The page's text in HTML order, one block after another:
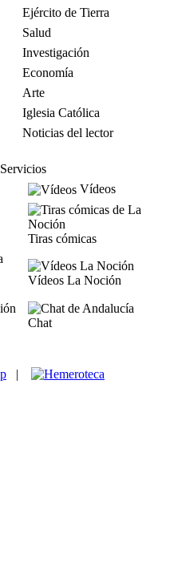
Ejército de Tierra
Salud
Investigación
Economía
Arte
Iglesia Católica
Noticias del lector
Servicios
Vídeos
Tiras cómicas
Vídeos La Noción
Chat
|